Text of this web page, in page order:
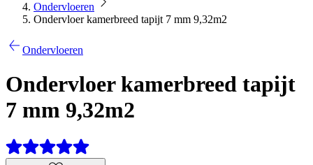
Ondervloeren
Ondervloer kamerbreed tapijt 7 mm 9,32m2
Ondervloeren
Ondervloer kamerbreed tapijt
7 mm 9,32m2